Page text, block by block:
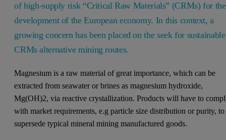
of high-supply risk “Critical Raw Materials” (CRMs) for the
development of the European economy. In this context, a
growing concern has been placed on the seek for sustainable
CRMs alternative mining routes.
Magnesium is a raw material of great importance, which can be
extracted from seawater or brines as magnesium hydroxide,
Mg(OH)2, via reactive crystallization. Products will have to
with market requirements, e.g particle size distribution or purity, to
supersede typical mineral mining manufactured goods.